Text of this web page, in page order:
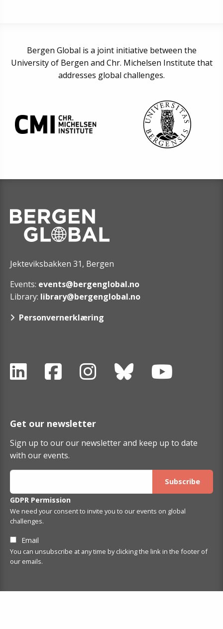
Bergen Global is a joint initiative between the
University of Bergen and Chr. Michelsen Institute that
addresses global challenges.
Jekteviksbakken 31, Bergen
Events: events@bergenglobal.no
Library: library@bergenglobal.no
Personvernerklæring
Get our newsletter
Sign up to our our newsletter and keep up to date
with our events.
GDPR Permission
We need your consent to invite you to our events on global
challenges.
Email
You can unsubscribe at any time by clicking the link in the footer of
our emails.